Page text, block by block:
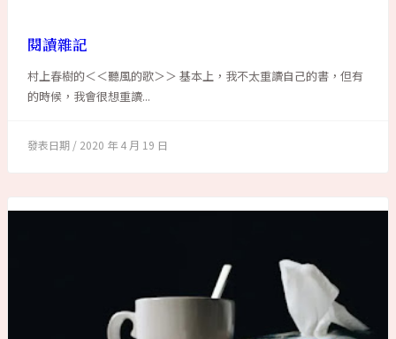
閱讀雜記
村上春樹的＜＜聽風的歌＞＞ 基本上，我不太重讀自己的書，但有
的時候，我會很想重讀...
2020 年 4 月 19 日